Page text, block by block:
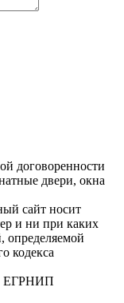
договоренности
двери, окна
сайт носит
и ни при каких
определяемой
кодекса
ЕГРНИП